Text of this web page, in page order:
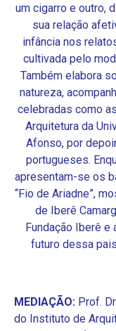
um cigarro e outro,
sua relação
infância nos
cultivada pelo
Também elabora
natureza,
celebradas como
Arquitetura da
Afonso, por
portugueses.
apresentam-se os
“Fio de Ariadne”,
de Iberê
Fundação Iberê
futuro dessa
MEDIAÇÃO: Prof. Dr.
do Instituto de